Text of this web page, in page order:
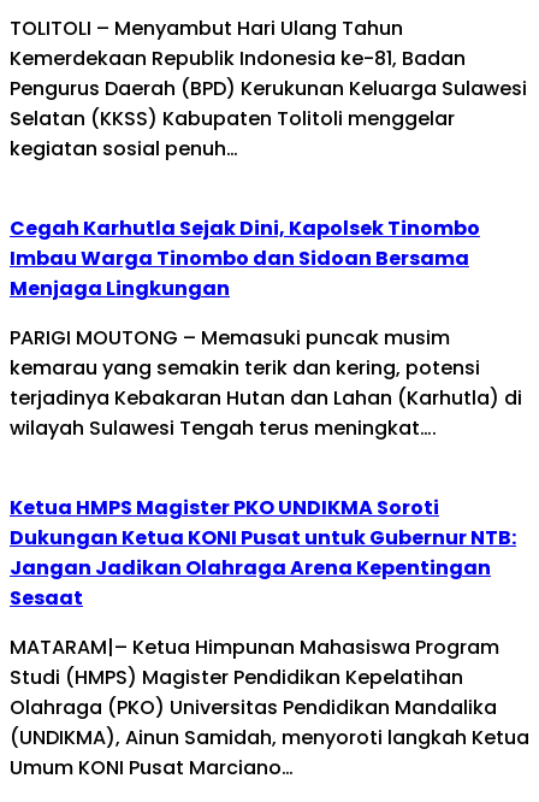
TOLITOLI – Menyambut Hari Ulang Tahun
Kemerdekaan Republik Indonesia ke-81, Badan
Pengurus Daerah (BPD) Kerukunan Keluarga Sulawesi
Selatan (KKSS) Kabupaten Tolitoli menggelar
kegiatan sosial penuh…
Cegah Karhutla Sejak Dini, Kapolsek Tinombo
Imbau Warga Tinombo dan Sidoan Bersama
Menjaga Lingkungan
PARIGI MOUTONG – Memasuki puncak musim
kemarau yang semakin terik dan kering, potensi
terjadinya Kebakaran Hutan dan Lahan (Karhutla) di
wilayah Sulawesi Tengah terus meningkat….
Ketua HMPS Magister PKO UNDIKMA Soroti
Dukungan Ketua KONI Pusat untuk Gubernur NTB:
Jangan Jadikan Olahraga Arena Kepentingan
Sesaat
MATARAM|– Ketua Himpunan Mahasiswa Program
Studi (HMPS) Magister Pendidikan Kepelatihan
Olahraga (PKO) Universitas Pendidikan Mandalika
(UNDIKMA), Ainun Samidah, menyoroti langkah Ketua
Umum KONI Pusat Marciano…